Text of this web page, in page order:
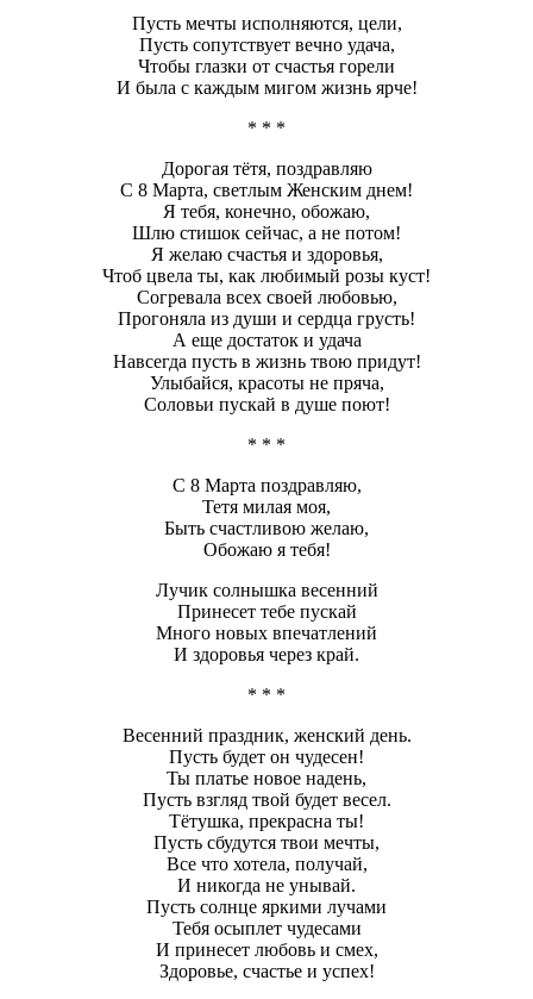
Пусть мечты исполняются, цели,
Пусть сопутствует вечно удача,
Чтобы глазки от счастья горели
И была с каждым мигом жизнь ярче!
* * *
Дорогая тётя, поздравляю
С 8 Марта, светлым Женским днем!
Я тебя, конечно, обожаю,
Шлю стишок сейчас, а не потом!
Я желаю счастья и здоровья,
Чтоб цвела ты, как любимый розы куст!
Согревала всех своей любовью,
Прогоняла из души и сердца грусть!
А еще достаток и удача
Навсегда пусть в жизнь твою придут!
Улыбайся, красоты не пряча,
Соловьи пускай в душе поют!
* * *
С 8 Марта поздравляю,
Тетя милая моя,
Быть счастливою желаю,
Обожаю я тебя!
Лучик солнышка весенний
Принесет тебе пускай
Много новых впечатлений
И здоровья через край.
* * *
Весенний праздник, женский день.
Пусть будет он чудесен!
Ты платье новое надень,
Пусть взгляд твой будет весел.
Тётушка, прекрасна ты!
Пусть сбудутся твои мечты,
Все что хотела, получай,
И никогда не унывай.
Пусть солнце яркими лучами
Тебя осыплет чудесами
И принесет любовь и смех,
Здоровье, счастье и успех!